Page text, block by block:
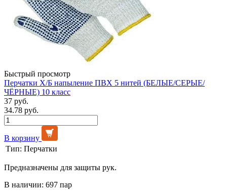
Быстрый просмотр
Перчатки Х/Б напыление ПВХ 5 нитей (БЕЛЫЕ/СЕРЫЕ/
ЧЁРНЫЕ) 10 класс
37 руб.
34.78 руб.
В корзину
Тип: Перчатки
Предназначены для защиты рук.
В наличии: 697 пар